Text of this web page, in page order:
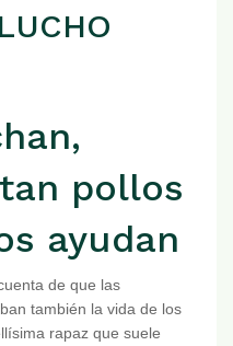
pollos
ayudan
de que las
también la vida de los
rapaz que suele